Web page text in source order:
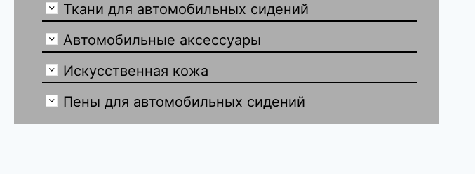
Ткани для автомобильных сидений
Автомобильные аксессуары
Искусственная кожа
Пены для автомобильных сидений